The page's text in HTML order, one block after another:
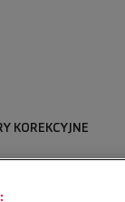
KOREKCYJNE